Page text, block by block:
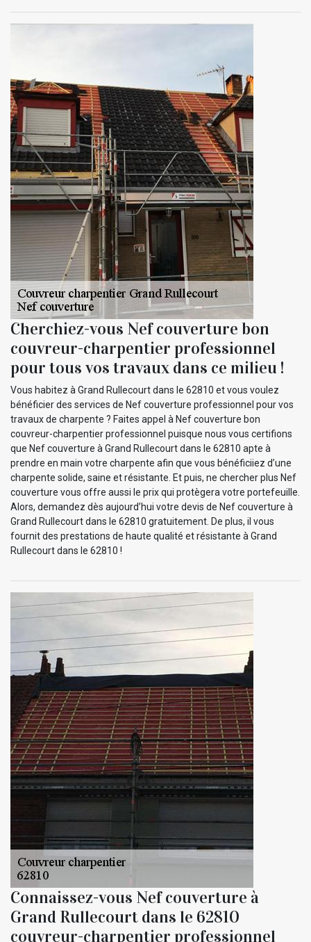
Cherchiez-vous Nef couverture bon
couvreur-charpentier professionnel
pour tous vos travaux dans ce milieu !
Vous habitez à Grand Rullecourt dans le 62810 et vous voulez
bénéficier des services de Nef couverture professionnel pour vos
travaux de charpente ? Faites appel à Nef couverture bon
couvreur-charpentier professionnel puisque nous vous certifions
que Nef couverture à Grand Rullecourt dans le 62810 apte à
prendre en main votre charpente afin que vous bénéficiiez d’une
charpente solide, saine et résistante. Et puis, ne chercher plus Nef
couverture vous offre aussi le prix qui protègera votre portefeuille.
Alors, demandez dès aujourd’hui votre devis de Nef couverture à
Grand Rullecourt dans le 62810 gratuitement. De plus, il vous
fournit des prestations de haute qualité et résistante à Grand
Rullecourt dans le 62810 !
Connaissez-vous Nef couverture à
Grand Rullecourt dans le 62810
couvreur-charpentier professionnel